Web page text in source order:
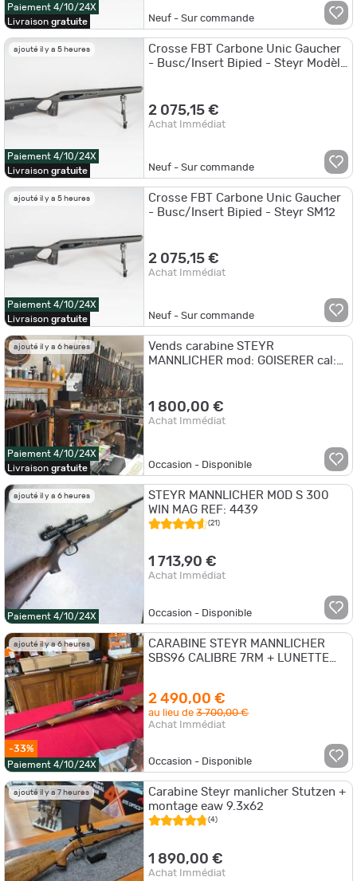
Paiement 4/10/24X
Livraison gratuite Neuf - Sur commande
ajouté il y a 5 heures
Paiement 4/10/24X
Livraison gratuite
Crosse FBT Carbone Unic Gaucher
- Busc/Insert Bipied - Steyr Modèle
2 075,15 €
Achat Immédiat
Neuf - Sur commande
ajouté il y a 5 heures
Paiement 4/10/24X
Livraison gratuite
Crosse FBT Carbone Unic Gaucher
- Busc/Insert Bipied - Steyr SM12
2 075,15 €
Achat Immédiat
Neuf - Sur commande
ajouté il y a 6 heures
Paiement 4/10/24X
Livraison gratuite
Vends carabine STEYR
MANNLICHER mod: GOISERER cal:
1 800,00 €
Achat Immédiat
Occasion - Disponible
ajouté il y a 6 heures
Paiement 4/10/24X
STEYR MANNLICHER MOD S 300
WIN MAG REF: 4439
(21)
1 713,90 €
Achat Immédiat
Occasion - Disponible
ajouté il y a 6 heures
-33%
Paiement 4/10/24X
CARABINE STEYR MANNLICHER
SBS96 CALIBRE 7RM + LUNETTE
2 490,00 €
au lieu de3 700,00 €
Achat Immédiat
Occasion - Disponible
ajouté il y a 7 heures
Carabine Steyr manlicher Stutzen +
montage eaw 9.3x62
(4)
1 890,00 €
Achat Immédiat